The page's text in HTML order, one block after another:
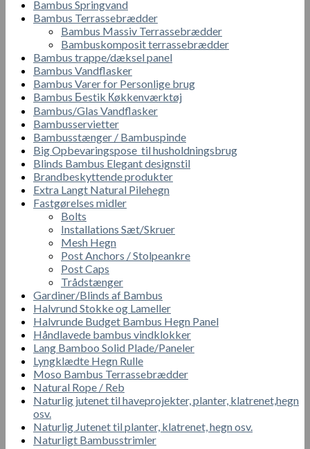
Bambus Springvand
Bambus Terrassebrædder
Bambus Massiv Terrassebrædder
Bambuskomposit terrassebrædder
Bambus trappe/dæksel panel
Bambus Vandflasker
Bambus Varer for Personlige brug
Bambus Бestik Кøkkenværktøj
Bambus/Glas Vandflasker
Bambusservietter
Bambusstænger / Bambuspinde
Big Opbevaringspose til husholdningsbrug
Blinds Bambus Elegant designstil
Brandbeskyttende produkter
Extra Langt Natural Pilehegn
Fastgørelses midler
Bolts
Installations Sæt/Skruer
Mesh Hegn
Post Anchors / Stolpeankre
Post Caps
Trådstænger
Gardiner/Blinds af Bambus
Halvrund Stokke og Lameller
Halvrunde Budget Bambus Hegn Panel
Håndlavede bambus vindklokker
Lang Bamboo Solid Plade/Paneler
Lyngklædte Hegn Rulle
Moso Bambus Terrassebrædder
Natural Rope / Reb
Naturlig jutenet til haveprojekter, planter, klatrenet,hegn
osv.
Naturlig Jutenet til planter, klatrenet, hegn osv.
Naturligt Bambusstrimler